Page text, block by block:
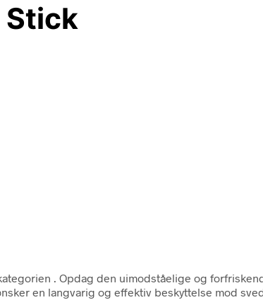
Stick
. Opdag den uimodståelige og
en langvarig og effektiv beskyttelse mod